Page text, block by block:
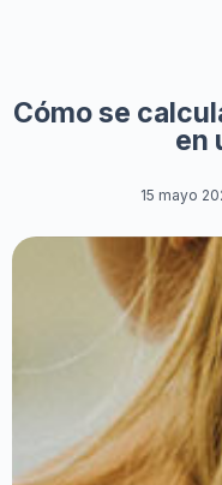
Cómo se
en
15 mayo